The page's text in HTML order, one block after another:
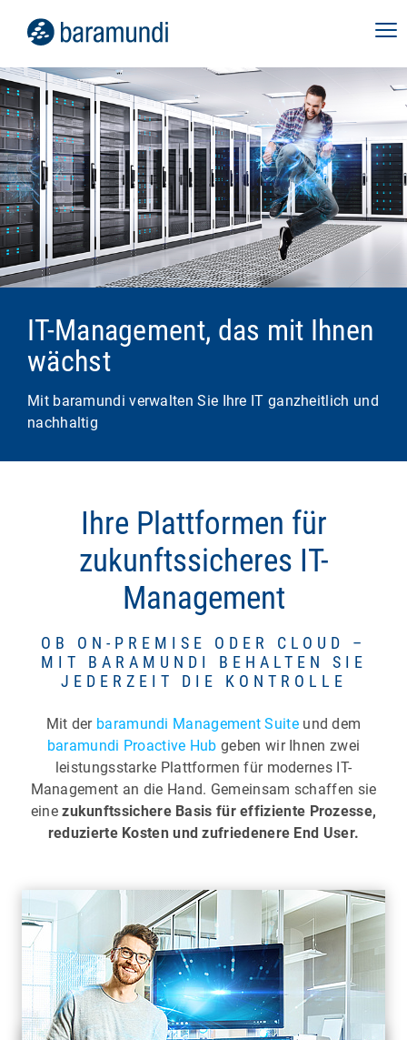
IT-Management, das mit Ihnen
wächst
Mit baramundi verwalten Sie Ihre IT ganzheitlich und
nachhaltig
Ihre Plattformen für
zukunftssicheres IT-
Management
OB ON-PREMISE ODER CLOUD –
MIT BARAMUNDI BEHALTEN SIE
JEDERZEIT DIE KONTROLLE
Mit der baramundi Management Suiteund dem
baramundi Proactive Hub geben wir Ihnen zwei
leistungsstarke Plattformen für modernes IT-
Management an die Hand. Gemeinsam schaffen sie
einezukunftssichere Basis für effiziente Prozesse,
reduzierte Kosten und zufriedenere End User.